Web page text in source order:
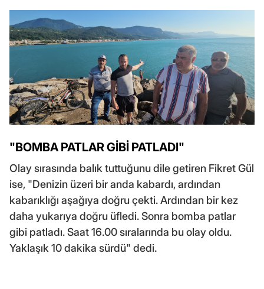
"BOMBA PATLAR GİBİ PATLADI"
Olay sırasında balık tuttuğunu dile getiren Fikret Gül
ise, "Denizin üzeri bir anda kabardı, ardından
kabarıklığı aşağıya doğru çekti. Ardından bir kez
daha yukarıya doğru üfledi. Sonra bomba patlar
gibi patladı. Saat 16.00 sıralarında bu olay oldu.
Yaklaşık 10 dakika sürdü" dedi.